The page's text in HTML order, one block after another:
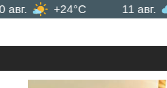
+24°C 11 авг.